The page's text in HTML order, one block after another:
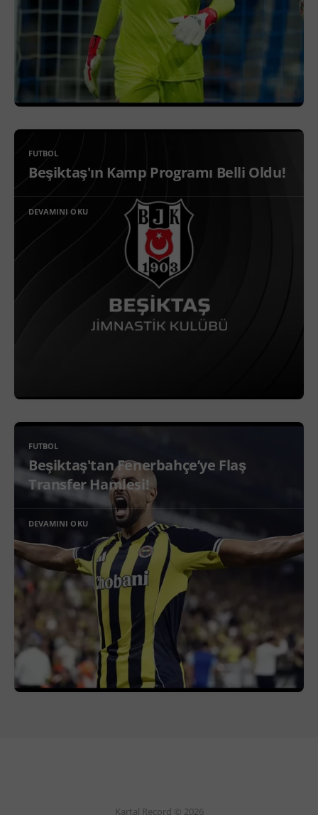
FUTBOL
Beşiktaş'ın Kamp Programı Belli Oldu!
DEVAMINI OKU
FUTBOL
Beşiktaş'tan Fenerbahçe’ye Flaş
Transfer Hamlesi!
DEVAMINI OKU
Kartal Record © 2026